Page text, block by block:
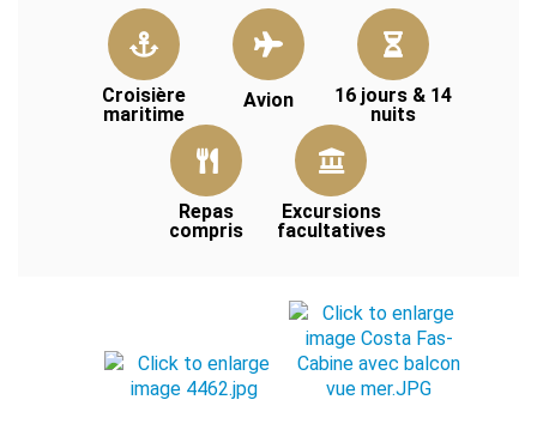
Croisière
maritime
Avion
16 jours & 14
nuits
Repas
compris
Excursions
facultatives